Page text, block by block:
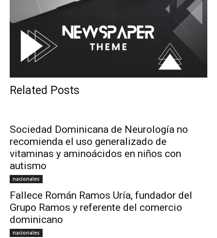
Related Posts
Sociedad Dominicana de Neurología no
recomienda el uso generalizado de
vitaminas y aminoácidos en niños con
autismo
nacionales
Fallece Román Ramos Uría, fundador del
Grupo Ramos y referente del comercio
dominicano
nacionales